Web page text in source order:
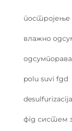
постројење
влажно
polu suvi fgd
фгд систем